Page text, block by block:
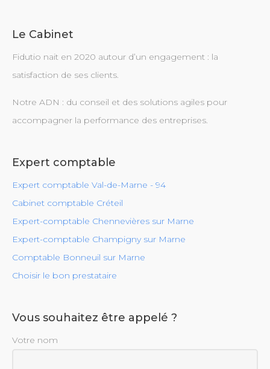
Le Cabinet
Fidutio nait en 2020 autour d’un engagement : la
satisfaction de ses clients.
Notre ADN : du conseil et des solutions agiles pour
accompagner la performance des entreprises.
Expert comptable
Expert comptable Val-de-Marne - 94
Cabinet comptable Créteil
Expert-comptable Chennevières sur Marne
Expert-comptable Champigny sur Marne
Comptable Bonneuil sur Marne
Choisir le bon prestataire
Vous souhaitez être appelé ?
Votre nom